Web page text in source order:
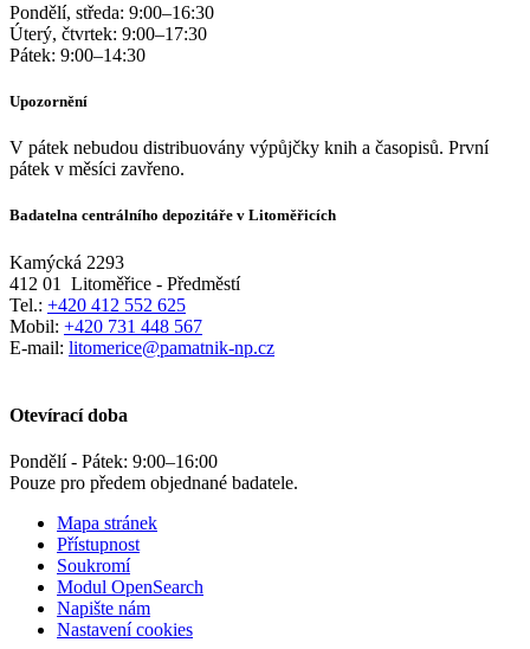
Pondělí, středa: 9:00–16:30
Úterý, čtvrtek: 9:00–17:30
Pátek: 9:00–14:30
Upozornění
V pátek nebudou distribuovány výpůjčky knih a časopisů. První
pátek v měsíci zavřeno.
Badatelna centrálního depozitáře v Litoměřicích
Kamýcká 2293
412 01
Litoměřice - Předměstí
Tel.: +420 412 552 625
Mobil: +420 731 448 567
E-mail: litomerice@pamatnik-np.cz
Otevírací doba
Pondělí - Pátek: 9:00–16:00
Pouze pro předem objednané badatele.
Mapa stránek
Přístupnost
Soukromí
Modul OpenSearch
Napište nám
Nastavení cookies